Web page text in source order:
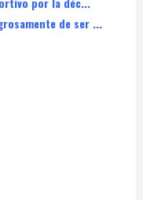
de ser ...